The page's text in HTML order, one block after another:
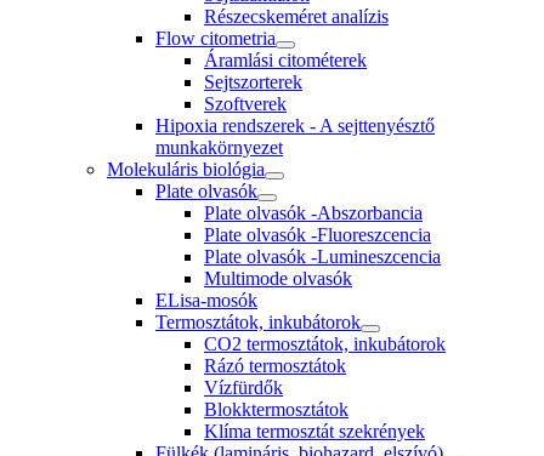
Részecskeméret analízis
Flow citometria
Áramlási citométerek
Sejtszorterek
Szoftverek
Hipoxia rendszerek - A sejttenyésztő
munkakörnyezet
Molekuláris biológia
Plate olvasók
Plate olvasók -Abszorbancia
Plate olvasók -Fluoreszcencia
Plate olvasók -Lumineszcencia
Multimode olvasók
ELisa-mosók
Termosztátok, inkubátorok
CO2 termosztátok, inkubátorok
Rázó termosztátok
Vízfürdők
Blokktermosztátok
Klíma termosztát szekrények